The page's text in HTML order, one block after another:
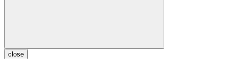
close